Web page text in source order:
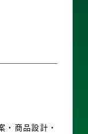
・商品設計・